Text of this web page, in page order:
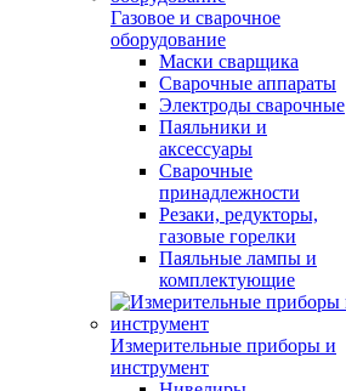
Газовое и сварочное
оборудование
Маски сварщика
Сварочные аппараты
Электроды сварочные
Паяльники и
аксессуары
Сварочные
принадлежности
Резаки, редукторы,
газовые горелки
Паяльные лампы и
комплектующие
Измерительные приборы и
инструмент